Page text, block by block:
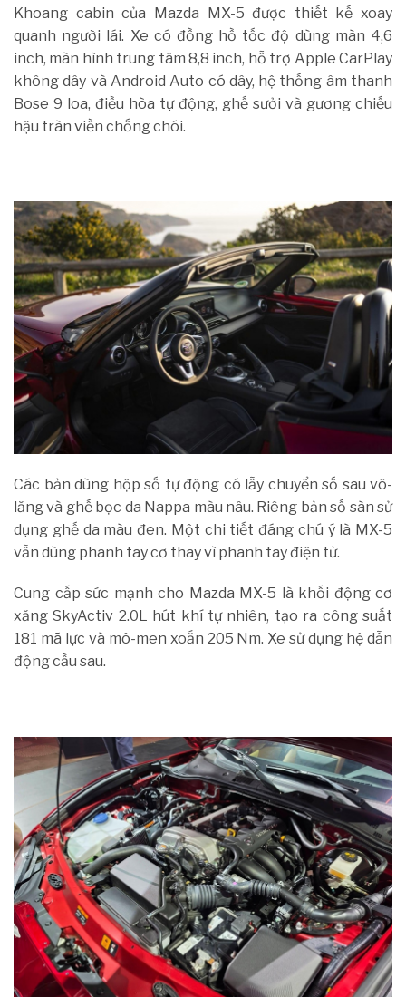
Khoang cabin của Mazda MX-5 được thiết kế xoay
quanh người lái. Xe có đồng hồ tốc độ dùng màn 4,6
inch, màn hình trung tâm 8,8 inch, hỗ trợ Apple CarPlay
không dây và Android Auto có dây, hệ thống âm thanh
Bose 9 loa, điều hòa tự động, ghế sưởi và gương chiếu
hậu tràn viền chống chói.
Các bản dùng hộp số tự động có lẫy chuyển số sau vô-
lăng và ghế bọc da Nappa màu nâu. Riêng bản số sàn sử
dụng ghế da màu đen. Một chi tiết đáng chú ý là MX-5
vẫn dùng phanh tay cơ thay vì phanh tay điện tử.
Cung cấp sức mạnh cho Mazda MX-5 là khối động cơ
xăng SkyActiv 2.0L hút khí tự nhiên, tạo ra công suất
181 mã lực và mô-men xoắn 205 Nm. Xe sử dụng hệ dẫn
động cầu sau.